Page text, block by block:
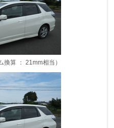
算 ： 21mm相当）